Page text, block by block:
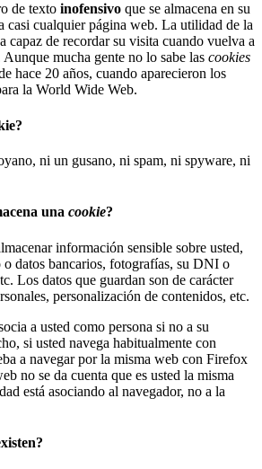
de texto inofensivo que se almacena en su
casi cualquier página web. La utilidad de la
capaz de recordar su visita cuando vuelva a
mucha gente no lo sabe las cookies
hace 20 años, cuando aparecieron los
la World Wide Web.
ni un gusano, ni spam, ni spyware, ni
una cookie?
información sensible sobre usted,
o datos bancarios, fotografías, su DNI o
Los datos que guardan son de carácter
personalización de contenidos, etc.
a usted como persona si no a su
si usted navega habitualmente con
a navegar por la misma web con Firefox
no se da cuenta que es usted la misma
está asociando al navegador, no a la